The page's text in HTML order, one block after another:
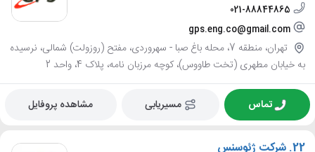
021-88844865
gps.eng.co@gmail.com
تهران، منطقه 7، محله باغ صبا - سهروردی، مفتح (روزولت) شمالی، نرسیده
به خیابان مطهری (تخت طاووس)، کوچه مرزبان نامه، پلاک 4، واحد 2
تماس مسیریابی مشاهده پروفایل